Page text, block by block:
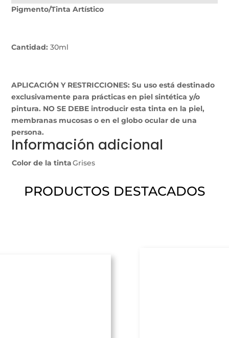
Pigmento/Tinta Artístico
Cantidad: 30ml
APLICACIÓN Y RESTRICCIONES: Su uso está destinado
exclusivamente para prácticas en piel sintética y/o
pintura. NO SE DEBE introducir esta tinta en la piel,
membranas mucosas o en el globo ocular de una
persona.
Información adicional
Color de la tintaGrises
PRODUCTOS DESTACADOS